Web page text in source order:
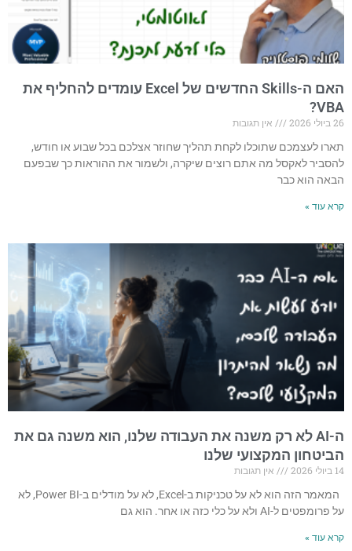
האם ה-Skills החדשים של Excel עומדים להחליף את
VBA?
26 ביולי 2026
אין תגובות
תארו לעצמכם שתוכלו לקחת תהליך שחוזר אצלכם בכל שבוע או חודש,
להסביר לאקסל מה אתם רוצים שיקרה, ולשמור את ההוראות כך שבפעם
הבאה הוא כבר
קרא עוד »
ה-AI לא רק משנה את העבודה שלנו, הוא משנה גם את
הביטחון המקצועי שלנו
14 ביולי 2026
אין תגובות
המאמר הזה הוא לא על טכניקות ב-Excel, לא על מודלים ב-Power BI, לא
על פרומפטים ל-AI ולא על כלי כזה או אחר. הוא גם
קרא עוד »